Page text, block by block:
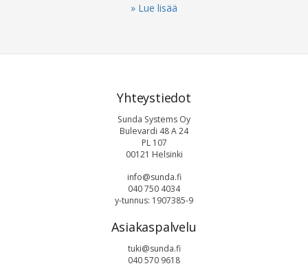
» Lue lisää
Yhteystiedot
Sunda Systems Oy
Bulevardi 48 A 24
PL 107
00121 Helsinki
info@sunda.fi
040 750 4034
y-tunnus: 1907385-9
Asiakaspalvelu
tuki@sunda.fi
040 570 9618